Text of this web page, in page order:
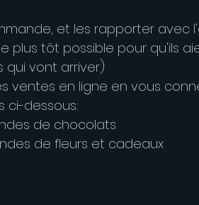
et les rapporter avec
plus tôt possible pour qu'ils
vont arriver)
ventes en ligne en vous
ci-dessous:
de chocolats
de fleurs et cadeaux